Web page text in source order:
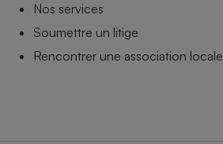
Nos services
Soumettre un litige
Rencontrer une association locale